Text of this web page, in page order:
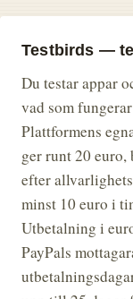
Testbirds —
Du testar appar
vad som
Plattformens
ger runt 20 euro,
efter
minst 10 euro i
Utbetalning i
PayPals